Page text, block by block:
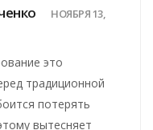
НОЯБРЯ 13,
это
традиционной
потерять
вытесняет